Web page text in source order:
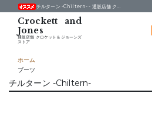
通販店舗 クロケット＆ジョーンズ
ストア
チルターン -Chiltern- - 通販店舗 クロケット＆ジョーンズストア
ホーム
ブーツ
チルターン -Chiltern-